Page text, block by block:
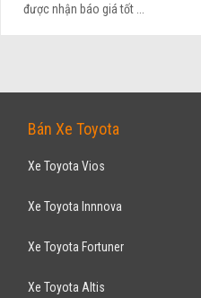
được nhận báo giá tốt ...
Bán Xe Toyota
Xe Toyota Vios
Xe Toyota Innnova
Xe Toyota Fortuner
Xe Toyota Altis